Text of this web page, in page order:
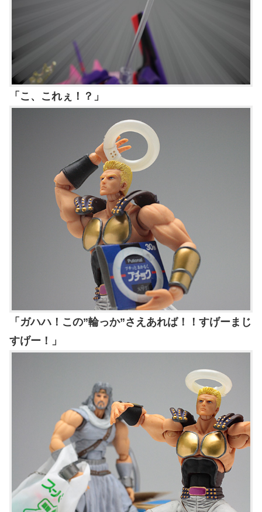
「こ、これぇ！？」
「ガハハ！この”輪っか”さえあれば！！すげーまじ
すげー！」